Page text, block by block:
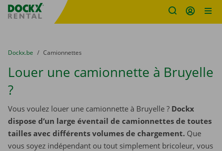
sitename
You are here:
du
Dockx.be to
Camionnettes
Louer une camionnette à Bruyelle
?
Vous voulez louer une camionnette à Bruyelle ? Dockx
dispose d’un large éventail de camionnettes de toutes
tailles avec différents volumes de chargement. Que
vous soyez indépendant ou tout simplement bricoleur, vous